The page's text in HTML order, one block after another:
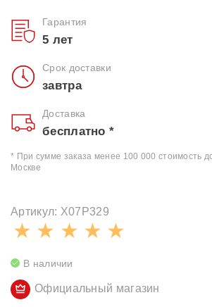
Душевые уголки
Поддоны для душа
Душевые каналы
Средства ухода
Гарантия
5 лет
Срок доставки
завтра
Доставка
бесплатно *
* При сумме заказа менее 100 000 стоимость
Москве
Артикул: X07P329
В наличии
Официальный магазин